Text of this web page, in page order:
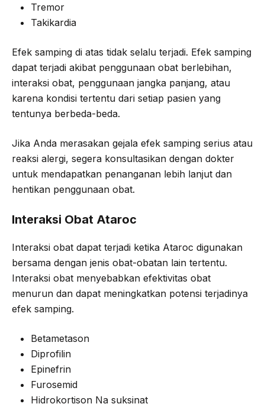
Tremor
Takikardia
Efek samping di atas tidak selalu terjadi. Efek samping
dapat terjadi akibat penggunaan obat berlebihan,
interaksi obat, penggunaan jangka panjang, atau
karena kondisi tertentu dari setiap pasien yang
tentunya berbeda-beda.
Jika Anda merasakan gejala efek samping serius atau
reaksi alergi, segera konsultasikan dengan dokter
untuk mendapatkan penanganan lebih lanjut dan
hentikan penggunaan obat.
Interaksi Obat Ataroc
Interaksi obat dapat terjadi ketika Ataroc digunakan
bersama dengan jenis obat-obatan lain tertentu.
Interaksi obat menyebabkan efektivitas obat
menurun dan dapat meningkatkan potensi terjadinya
efek samping.
Betametason
Diprofilin
Epinefrin
Furosemid
Hidrokortison Na suksinat